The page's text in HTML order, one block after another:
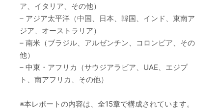
ア、イタリア、その他）
– アジア太平洋（中国、日本、韓国、インド、東南ア
ジア、オーストラリア）
– 南米（ブラジル、アルゼンチン、コロンビア、その
他）
– 中東・アフリカ（サウジアラビア、UAE、エジプ
ト、南アフリカ、その他）
※本レポートの内容は、全15章で構成されています。